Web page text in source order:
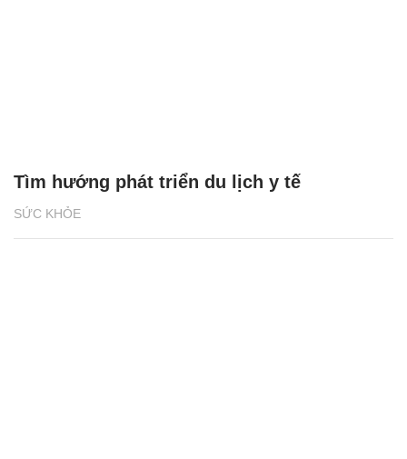
SỨC KHỎE
Tìm hướng phát triển du lịch y tế